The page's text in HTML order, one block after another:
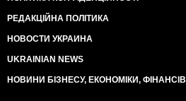
РЕДАКЦІЙНА ПОЛІТИКА
НОВОСТИ УКРАИНА
UKRAINIAN NEWS
НОВИНИ БІЗНЕСУ, ЕКОНОМІКИ, ФІНАНСІВ